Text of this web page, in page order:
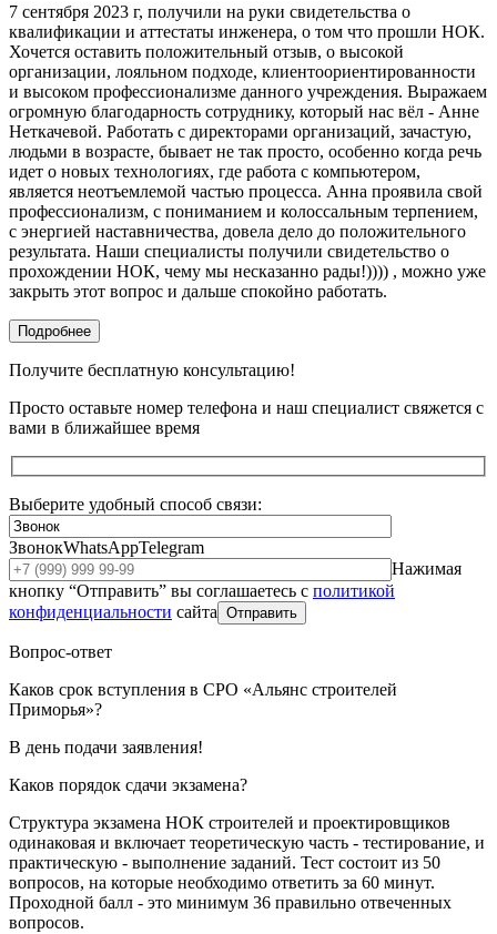
7 сентября 2023 г, получили на руки свидетельства о
квалификации и аттестаты инженера, о том что прошли НОК.
Хочется оставить положительный отзыв, о высокой
организации, лояльном подходе, клиентоориентированности
и высоком профессионализме данного учреждения. Выражаем
огромную благодарность сотруднику, который нас вёл - Анне
Неткачевой. Работать с директорами организаций, зачастую,
людьми в возрасте, бывает не так просто, особенно когда речь
идет о новых технологиях, где работа с компьютером,
является неотъемлемой частью процесса. Анна проявила свой
профессионализм, с пониманием и колоссальным терпением,
с энергией наставничества, довела дело до положительного
результата. Наши специалисты получили свидетельство о
прохождении НОК, чему мы несказанно рады!)))) , можно уже
закрыть этот вопрос и дальше спокойно работать.
Подробнее
Получите бесплатную консультацию!
Просто оставьте номер телефона и наш специалист свяжется с
вами в ближайшее время
Выберите удобный способ связи:
ЗвонокWhatsAppTelegram
Нажимая
кнопку “Отправить” вы соглашаетесь с политикой
конфиденциальности сайта Отправить
Вопрос-ответ
Каков срок вступления в СРО «Альянс строителей
Приморья»?
В день подачи заявления!
Каков порядок сдачи экзамена?
Структура экзамена НОК строителей и проектировщиков
одинаковая и включает теоретическую часть - тестирование, и
практическую - выполнение заданий. Тест состоит из 50
вопросов, на которые необходимо ответить за 60 минут.
Проходной балл - это минимум 36 правильно отвеченных
вопросов.